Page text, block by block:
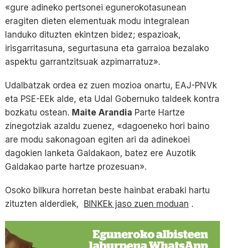
«gure adineko pertsonei egunerokotasunean
eragiten dieten elementuak modu integralean
landuko dituzten ekintzen bidez; espazioak,
irisgarritasuna, segurtasuna eta garraioa bezalako
aspektu garrantzitsuak azpimarratuz».
Udalbatzak ordea ez zuen mozioa onartu, EAJ-PNVk
eta PSE-EEk alde, eta Udal Gobernuko taldeek kontra
bozkatu ostean. Maite Arandia Parte Hartze
zinegotziak azaldu zuenez, «dagoeneko hori baino
are modu sakonagoan egiten ari da adinekoei
dagokien lanketa Galdakaon, batez ere Auzotik
Galdakao parte hartze prozesuan».
Osoko bilkura horretan beste hainbat erabaki hartu
zituzten alderdiek, BINKEk jaso zuen moduan .